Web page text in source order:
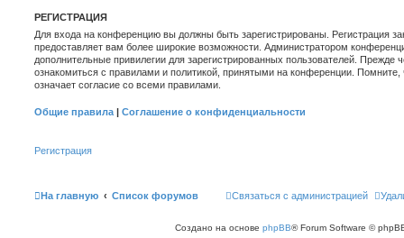
РЕГИСТРАЦИЯ
Для входа на конференцию вы должны быть зарегистрированы. Регистрация
предоставляет вам более широкие возможности. Администратором
дополнительные привилегии для зарегистрированных пользователей. Прежде
ознакомиться с правилами и политикой, принятыми на конференции.
означает согласие со всеми правилами.
Общие правила | Соглашение о конфиденциальности
Регистрация
На главную Список форумов Связаться с администрацией
Создано на основе phpBB® Forum Software ©